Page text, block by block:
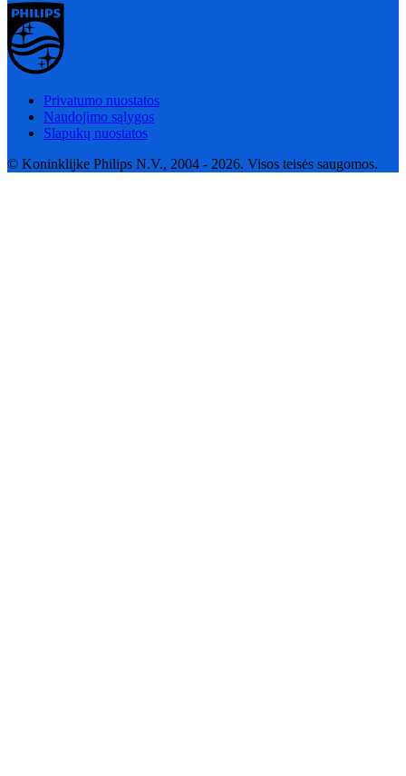
Privatumo nuostatos
Naudojimo sąlygos
Slapukų nuostatos
© Koninklijke Philips N.V., 2004 - 2026. Visos teisės saugomos.